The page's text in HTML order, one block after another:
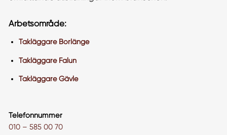
Arbetsområde:
Takläggare Borlänge
Takläggare Falun
Takläggare Gävle
Telefonnummer
010 – 585 00 70